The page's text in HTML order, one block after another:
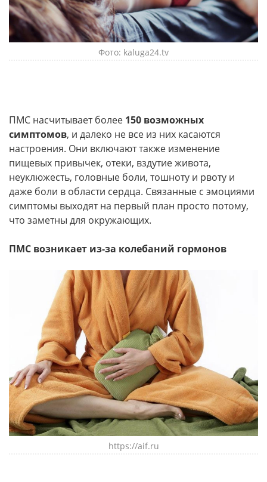
Фото: kaluga24.tv
ПМС насчитывает более 150 возможных
симптомов, и далеко не все из них касаются
настроения. Они включают также изменение
пищевых привычек, отеки, вздутие живота,
неуклюжесть, головные боли, тошноту и рвоту и
даже боли в области сердца. Связанные с эмоциями
симптомы выходят на первый план просто потому,
что заметны для окружающих.
ПМС возникает из-за колебаний гормонов
https://aif.ru